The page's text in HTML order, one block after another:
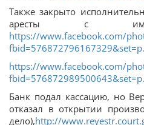
Также закрыто
аресты с
https://www.facebook.com/
https://www.facebook.com/
Банк подал кассацию, но
отказал в открытии
дело),http://